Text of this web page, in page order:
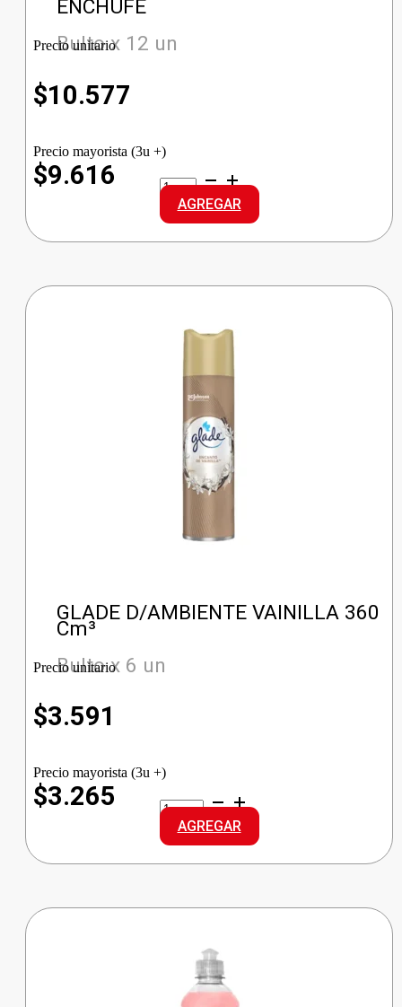
ENCHUFE
Bulto x 12 un
Precio unitario
$10.577
Precio mayorista (3u +)
$9.616
RAID
APARATO
VAPE+4
TAB.
ENCHUFE
AGREGAR
GLADE D/AMBIENTE VAINILLA 360
Cm³
Bulto x 6 un
Precio unitario
$3.591
Precio mayorista (3u +)
$3.265
GLADE
D/AMBIENTE
VAINILLA
cantidad
AGREGAR